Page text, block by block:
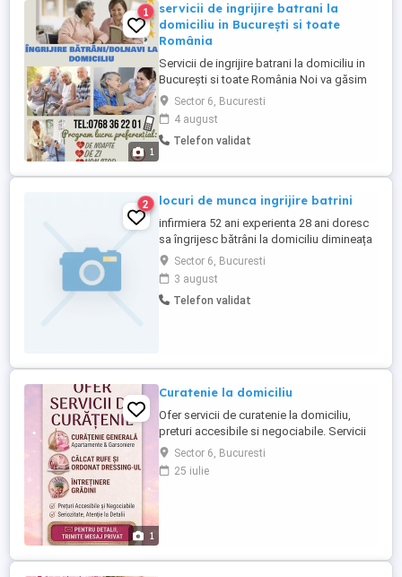
1
1
servicii de ingrijire batrani la
domiciliu in București si toate
România
Servicii de ingrijire batrani la domiciliu in
București si toate România Noi va găsim
ingrijitoare perfecta Program intern 24 24 8
ore 4 ore Se percepe comision dupa
gasire (400 lei) (Nu cautam ingrijitoare)
Sector 6, Bucuresti
4 august
Telefon validat
2 locuri de munca ingrijire batrini
infirmiera 52 ani experienta 28 ani doresc
sa îngrijesc bătrâni la domiciliu dimineața
și seara schimbat pampersi și în weekend
sau 1 2 weekenduri pe luna intern de
preferat sector 1 și 6 rog seriozitate
mulțumesc Roxana
Sector 6, Bucuresti
3 august
Telefon validat
1
Curatenie la domiciliu
Ofer servicii de curatenie la domiciliu,
preturi accesibile si negociabile. Servicii
disponibile pentru garsoniere,
apartamente, case si curti. Servicii
disponibile pentru Bucuresti, Chiajna si
Sector 6, Bucuresti
25 iulie